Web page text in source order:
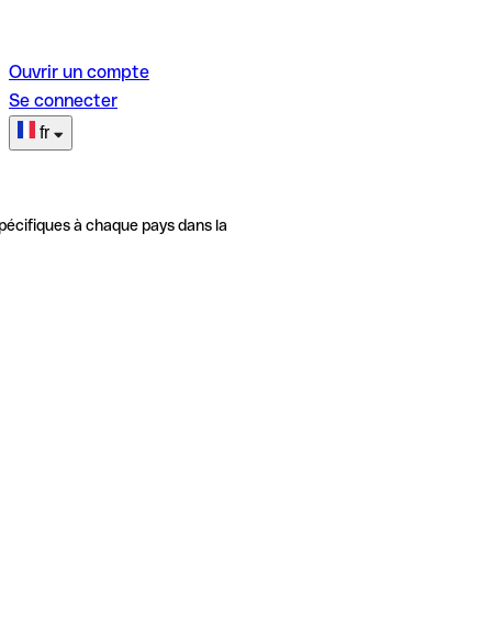
Ouvrir un compte
Se connecter
fr
à chaque pays dans la